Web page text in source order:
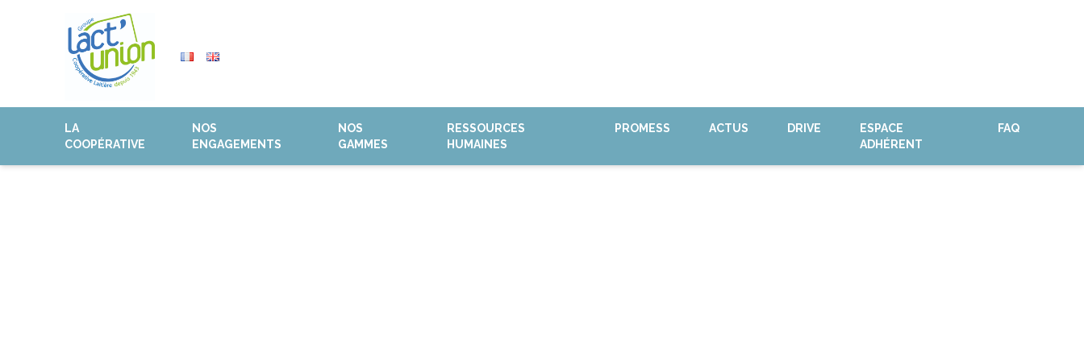
LA
COOPÉRATIVE
NOS
ENGAGEMENTS
NOS
GAMMES
RESSOURCES
HUMAINES
PROMESS ACTUS DRIVE
ESPACE
ADHÉRENT
FAQ